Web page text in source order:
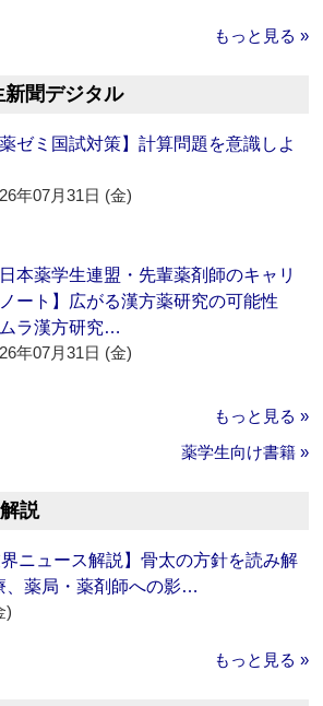
もっと見る »
聞デジタル
薬ゼミ国試対策】計算問題を意識しよ
年07月31日 (金)
日本薬学生連盟・先輩薬剤師のキャリ
ート】広がる漢方薬研究の可能性
ラ漢方研究…
年07月31日 (金)
もっと見る »
薬学生向け書籍 »
説
界ニュース解説】骨太の方針を読み解
、薬局・薬剤師への影…
)
もっと見る »